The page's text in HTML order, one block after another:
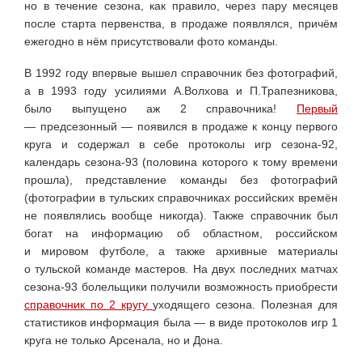
но в течение сезона, как правило, через пару месяцев
после старта первенства, в продаже появлялся, причём
ежегодно в нём присутствовали фото команды.
В 1992 году впервые вышел справочник без фотографий,
а в 1993 году усилиями А.Волхова и П.Трапезникова,
было выпущено аж 2 справочника! Первый
— предсезонный — появился в продаже к концу первого
круга и содержал в себе протоколы игр сезона-92,
календарь сезона-93 (половина которого к тому времени
прошла), представление команды без фотографий
(фотографии в тульских справочниках российских времён
не появлялись вообще никогда). Также справочник был
богат на информацию об областном, российском
и мировом футболе, а также архивные материалы
о тульской команде мастеров. На двух последних матчах
сезона-93 болельщики получили возможность приобрести
справочник по 2 кругууходящего сезона. Полезная для
статистиков информация была — в виде протоколов игр 1
круга не только Арсенала, но и Дона.